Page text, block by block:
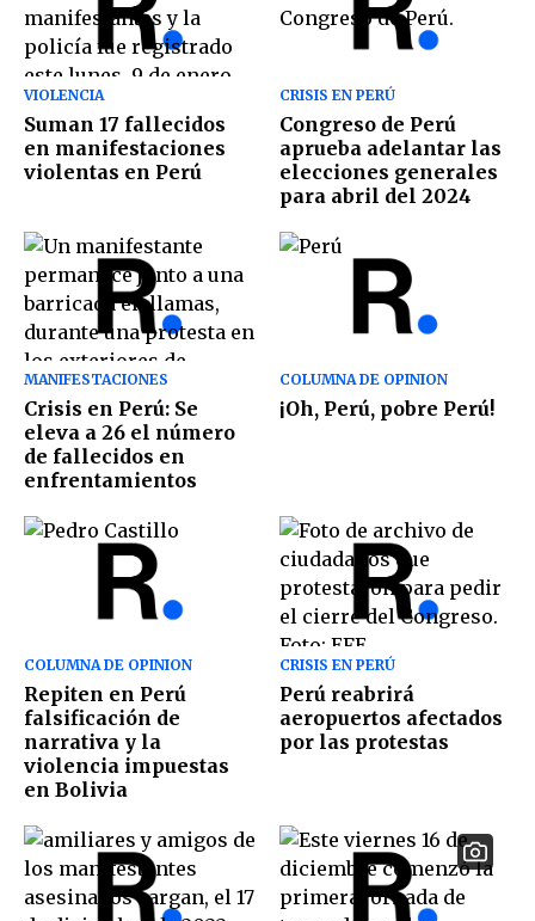
VIOLENCIA
Suman 17 fallecidos
en manifestaciones
violentas en Perú
CRISIS EN PERÚ
Congreso de Perú
aprueba adelantar las
elecciones generales
para abril del 2024
MANIFESTACIONES
Crisis en Perú: Se
eleva a 26 el número
de fallecidos en
enfrentamientos
COLUMNA DE OPINION
¡Oh, Perú, pobre Perú!
COLUMNA DE OPINION
Repiten en Perú
falsificación de
narrativa y la
violencia impuestas
en Bolivia
CRISIS EN PERÚ
Perú reabrirá
aeropuertos afectados
por las protestas